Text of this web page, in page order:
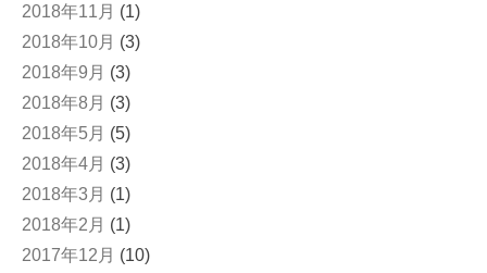
2018年11月 (1)
2018年10月 (3)
2018年9月 (3)
2018年8月 (3)
2018年5月 (5)
2018年4月 (3)
2018年3月 (1)
2018年2月 (1)
2017年12月 (10)